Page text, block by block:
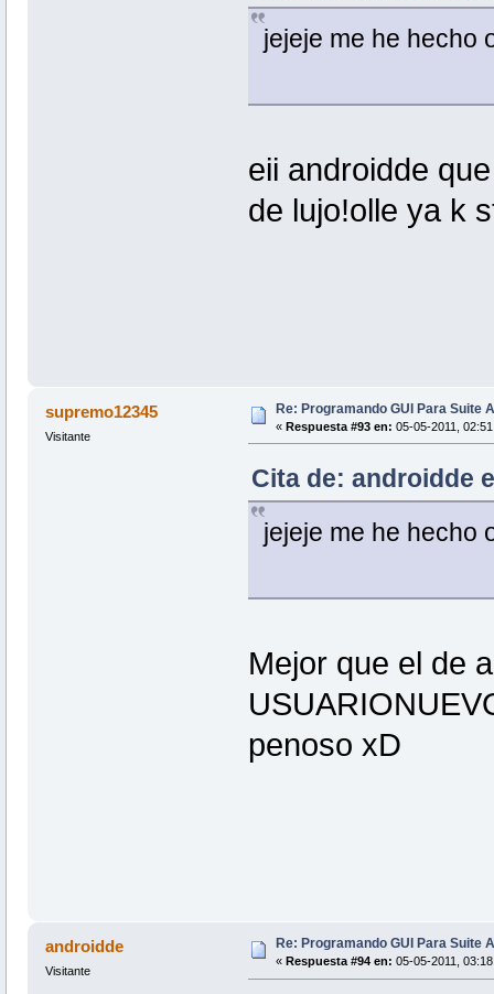
jejeje me he hecho
eii androidde
de lujo!olle ya k
supremo12345
Visitante
Re: Programando GUI Para Suite
« Respuesta #93 en: 05-05-2011,
Cita de: androidde
jejeje me he hecho
Mejor que el de
penoso xD
androidde
Visitante
Re: Programando GUI Para Suite
« Respuesta #94 en: 05-05-2011,